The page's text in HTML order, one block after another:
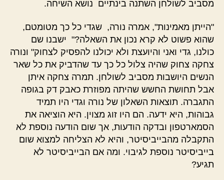
מסביב לשולחן השתנה בינתיים נושא השיחה.
"הייתן מאמינות", אמרה נורה, שגדי כל כך מטומטם,
שהוא פשוט לא קרא נכון את השאלה?" ישבנו שם
כולנו, גדי ואני והיועצת ולא יכולנו להפסיק לצחוק" ונורה
צחקה צחוק שהיה צלול כל כך עד שהדביק את כל שאר
הנשים היושבות מסביב לשולחן. תמרה צחקה איתן
אבל תחושת החשש שהיתה מפוזרת כאבק דק בגופה
התגברה. תוצאות השאלון של נורה וגדי היו תמיד
גבוהות, היא ידעה. הם היו זוג מצוין. היא הוציאה את
הסמארטפון ובדקה הודעות, אך שום הודעה נוספת לא
התקבלה מהבייביסיטר, והיא לא הצליחה למצוא שום
בייביסיטר נוספת לגיבוי. ומה אם הבייביסיטר לא
תגיע?